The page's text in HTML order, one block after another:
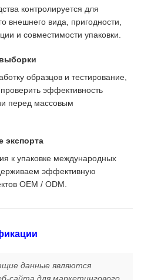
контролируется для
внешнего вида, пригодности,
и совместимости упаковки.
образцов и тестирование,
эффективность
перед массовым
экспорта
к упаковке международных
эффективную
OEM / ODM.
данные являются